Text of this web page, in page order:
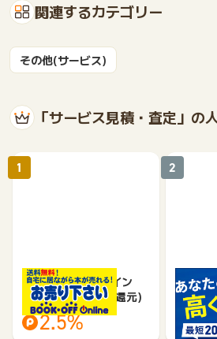
関連するカテゴリー
その他(サービス)
「サービス見積・査定」の
ブックオフオンライン
【宅配買取】(料率還元)
2.5%
1
車買取
2